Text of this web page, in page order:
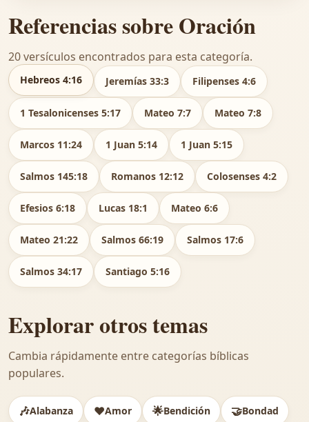
Referencias sobre Oración
20 versículos encontrados para esta categoría.
Hebreos 4:16 Jeremías 33:3 Filipenses 4:6
1 Tesalonicenses 5:17 Mateo 7:7 Mateo 7:8
Marcos 11:24 1 Juan 5:14 1 Juan 5:15
Salmos 145:18 Romanos 12:12 Colosenses 4:2
Efesios 6:18 Lucas 18:1 Mateo 6:6
Mateo 21:22 Salmos 66:19 Salmos 17:6
Salmos 34:17 Santiago 5:16
Explorar otros temas
Cambia rápidamente entre categorías bíblicas
populares.
🎶Alabanza ❤️Amor 🌟Bendición 🤝Bondad